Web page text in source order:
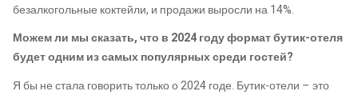
безалкогольные коктейли, и продажи выросли на 14%.
Можем ли мы сказать, что в 2024 году формат бутик-отеля
будет одним из самых популярных среди гостей?
Я бы не стала говорить только о 2024 годе. Бутик-отели – это